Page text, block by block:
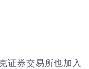
证券交易所也加入